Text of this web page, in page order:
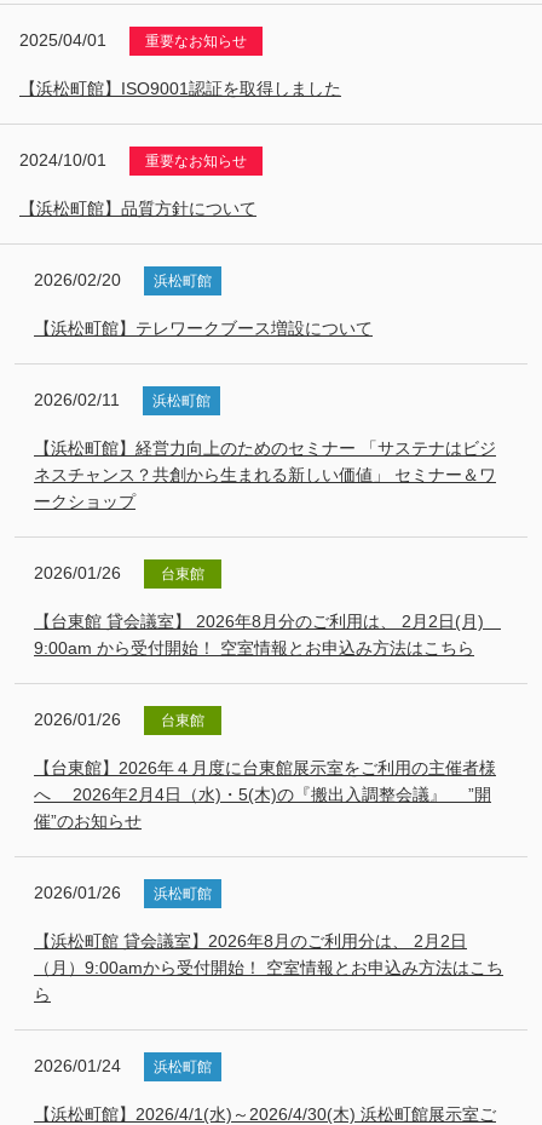
2025/04/01 重要なお知らせ
【浜松町館】ISO9001認証を取得しました
2024/10/01 重要なお知らせ
【浜松町館】品質方針について
2026/02/20 浜松町館
【浜松町館】テレワークブース増設について
2026/02/11 浜松町館
【浜松町館】経営力向上のためのセミナー 「サステナはビジ
ネスチャンス？共創から生まれる新しい価値」 セミナー＆ワ
ークショップ
2026/01/26 台東館
【台東館 貸会議室】 2026年8月分のご利用は、 2月2日(月)
9:00am から受付開始！ 空室情報とお申込み方法はこちら
2026/01/26 台東館
【台東館】2026年４月度に台東館展示室をご利用の主催者様
へ 2026年2月4日（水)・5(木)の『搬出入調整会議』 ”開
催”のお知らせ
2026/01/26 浜松町館
【浜松町館 貸会議室】2026年8月のご利用分は、 2月2日
（月）9:00amから受付開始！ 空室情報とお申込み方法はこち
ら
2026/01/24 浜松町館
【浜松町館】2026/4/1(水)～2026/4/30(木) 浜松町館展示室ご